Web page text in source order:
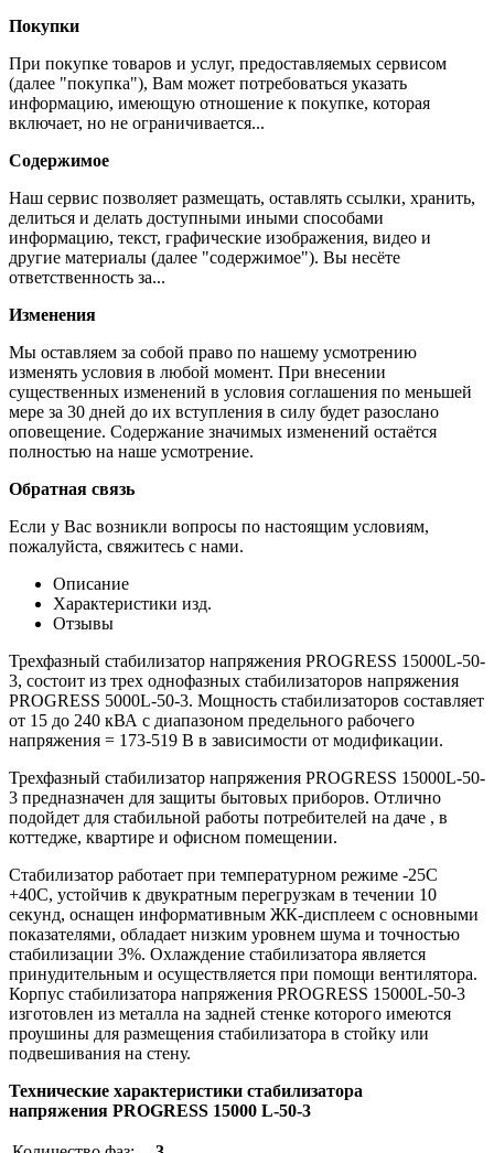
Покупки
При покупке товаров и услуг, предоставляемых сервисом
(далее "покупка"), Вам может потребоваться указать
информацию, имеющую отношение к покупке, которая
включает, но не ограничивается...
Содержимое
Наш сервис позволяет размещать, оставлять ссылки, хранить,
делиться и делать доступными иными способами
информацию, текст, графические изображения, видео и
другие материалы (далее "содержимое"). Вы несёте
ответственность за...
Изменения
Мы оставляем за собой право по нашему усмотрению
изменять условия в любой момент. При внесении
существенных изменений в условия соглашения по меньшей
мере за 30 дней до их вступления в силу будет разослано
оповещение. Содержание значимых изменений остаётся
полностью на наше усмотрение.
Обратная связь
Если у Вас возникли вопросы по настоящим условиям,
пожалуйста, свяжитесь с нами.
Описание
Характеристики изд.
Отзывы
Трехфазный стабилизатор напряжения PROGRESS 15000L-50-
3, состоит из трех однофазных стабилизаторов напряжения
PROGRESS 5000L-50-3. Мощность стабилизаторов составляет
от 15 до 240 кВА с диапазоном предельного рабочего
напряжения = 173-519 В в зависимости от модификации.
Трехфазный стабилизатор напряжения PROGRESS 15000L-50-
3 предназначен для защиты бытовых приборов. Отлично
подойдет для стабильной работы потребителей на даче , в
коттедже, квартире и офисном помещении.
Стабилизатор работает при температурном режиме -25С
+40С, устойчив к двукратным перегрузкам в течении 10
секунд, оснащен информативным ЖК-дисплеем с основными
показателями, обладает низким уровнем шума и точностью
стабилизации 3%. Охлаждение стабилизатора является
принудительным и осуществляется при помощи вентилятора.
Корпус стабилизатора напряжения PROGRESS 15000L-50-3
изготовлен из металла на задней стенке которого имеются
проушины для размещения стабилизатора в стойку или
подвешивания на стену.
Технические характеристики стабилизатора
напряжения PROGRESS 15000 L-50-3